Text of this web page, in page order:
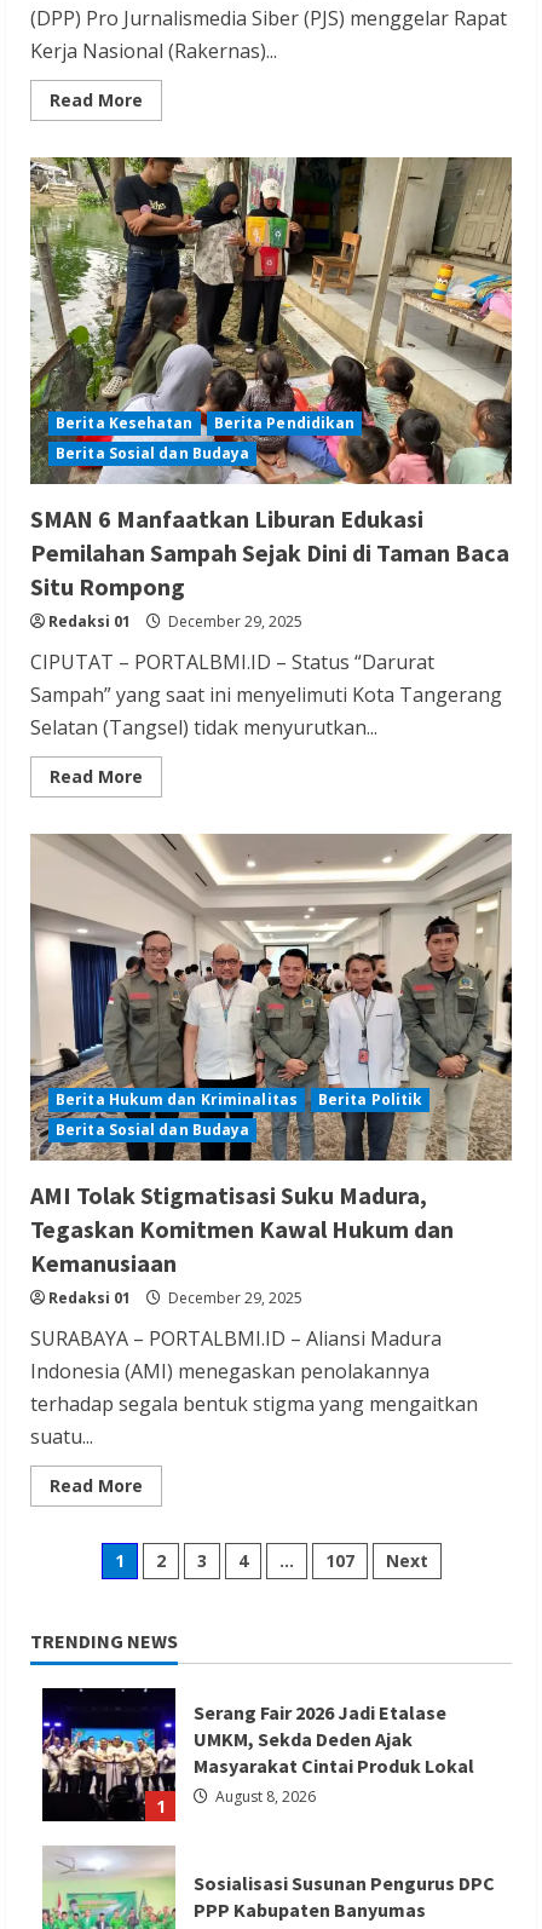
(DPP) Pro Jurnalismedia Siber (PJS) menggelar Rapat
Kerja Nasional (Rakernas)...
Read More
more
PJS
Menghasilkan
Tiga
Pedoman
Organisasi
Strategis
Berita Kesehatan
Berita Pendidikan
Berita Sosial dan Budaya
SMAN 6 Manfaatkan Liburan Edukasi
Pemilahan Sampah Sejak Dini di Taman Baca
Situ Rompong
Redaksi 01 December 29, 2025
CIPUTAT – PORTALBMI.ID – Status “Darurat
Sampah” yang saat ini menyelimuti Kota Tangerang
Selatan (Tangsel) tidak menyurutkan...
Read More
more
6
Manfaatkan
Liburan
Edukasi
Pemilahan
Sampah
Sejak
Dini
di
Taman
Baca
Situ
Rompong
Berita Hukum dan Kriminalitas
Berita Politik
Berita Sosial dan Budaya
AMI Tolak Stigmatisasi Suku Madura,
Tegaskan Komitmen Kawal Hukum dan
Kemanusiaan
Redaksi 01 December 29, 2025
SURABAYA – PORTALBMI.ID – Aliansi Madura
Indonesia (AMI) menegaskan penolakannya
terhadap segala bentuk stigma yang mengaitkan
suatu...
Read More
more
Tolak
Stigmatisasi
Suku
Komitmen
Kawal
Hukum
dan
Kemanusiaan
Posts
1 2 3 4 … 107 Next
TRENDING NEWS
1
Serang Fair 2026 Jadi Etalase
UMKM, Sekda Deden Ajak
Masyarakat Cintai Produk Lokal
August 8, 2026
Sosialisasi Susunan Pengurus DPC
PPP Kabupaten Banyumas